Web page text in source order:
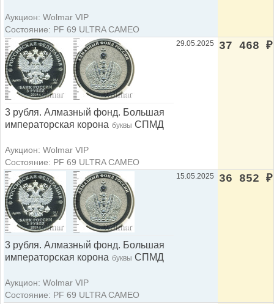
Аукцион: Wolmar VIP
Состояние: PF 69 ULTRA CAMEO
3 рубля. Алмазный фонд. Большая
императорская корона буквы СПМД
Аукцион: Wolmar VIP
Состояние: PF 69 ULTRA CAMEO
29.05.2025 37 468 ₽
3 рубля. Алмазный фонд. Большая
императорская корона буквы СПМД
Аукцион: Wolmar VIP
Состояние: PF 69 ULTRA CAMEO
15.05.2025 36 852 ₽